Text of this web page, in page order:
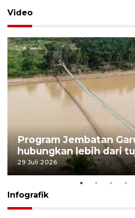
Video
Program Jembatan
hubungkan lebih dari
29 Juli 2026
Infografik